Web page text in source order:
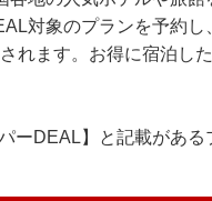
対象のプランを予約
れます。お得に宿泊し
ーDEAL】と記載がある